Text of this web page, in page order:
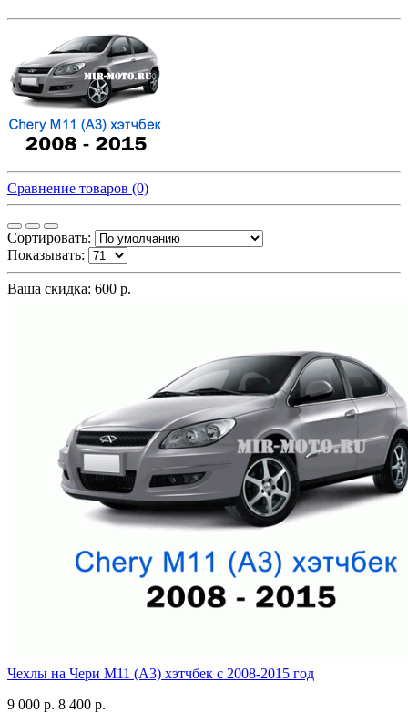
Сравнение товаров (0)
Сортировать:
Показывать:
Ваша скидка: 600 р.
Чехлы на Чери М11 (А3) хэтчбек с 2008-2015 год
9 000 р. 8 400 р.